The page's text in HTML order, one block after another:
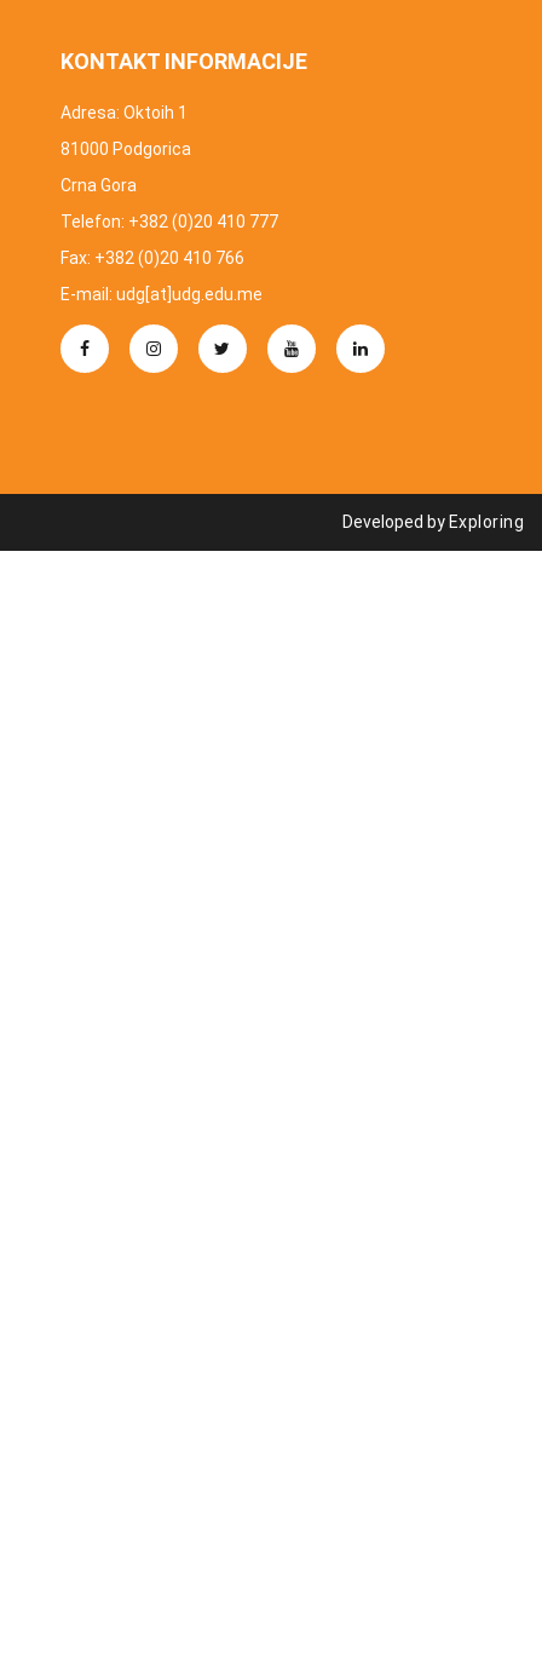
KONTAKT INFORMACIJE
Adresa: Oktoih 1
81000 Podgorica
Crna Gora
Telefon: +382 (0)20 410 777
Fax: +382 (0)20 410 766
E-mail: udg[at]udg.edu.me
Developed by Exploring